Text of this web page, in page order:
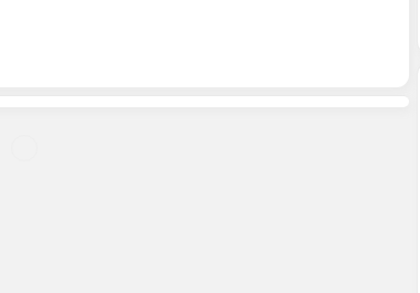
웹사이트에서 기본적인 금융 상품 정보를 확인할 수 있
로가기가능한 기능불가능한 기능예·적..